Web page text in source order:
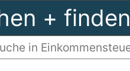
+ finden